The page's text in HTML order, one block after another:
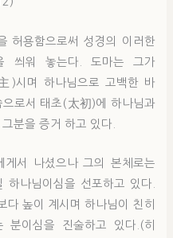
허용함으로써 성경의 이러한
씌워 놓는다. 도마는 그가
)시며 하나님으로 고백한 바
로서 태초(太初)에 하나님과
그분을 증거 하고 있다.
게서 나셨으나 그의 본체로는
하나님이심을 선포하고 있다.
다 높이 계시며 하나님이 친히
분이심을 진술하고 있다.(히